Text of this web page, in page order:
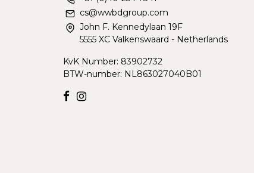
cs@wwbdgroup.com
John F. Kennedylaan 19F
5555 XC Valkenswaard - Netherlands
KvK Number: 83902732
BTW-number: NL863027040B01